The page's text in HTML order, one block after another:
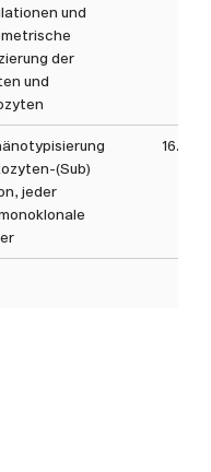
und
der
und
(Sub)
jeder
16.2